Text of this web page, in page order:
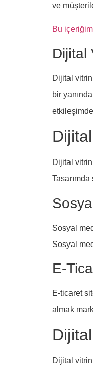
ve
Bu
Dijital
Dijital
bir
Dijital
Sosyal
Sosyal
E-
E-ticaret
almak
Dijital